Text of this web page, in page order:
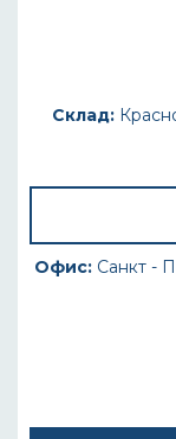
Склад:
Офис: Санкт -